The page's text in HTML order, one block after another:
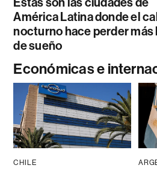
América Latina donde el
nocturno hace perder más
de sueño
Económicas e
CHILE